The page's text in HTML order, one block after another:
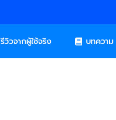
รีวิวจากผู้ใช้จริง บทความ